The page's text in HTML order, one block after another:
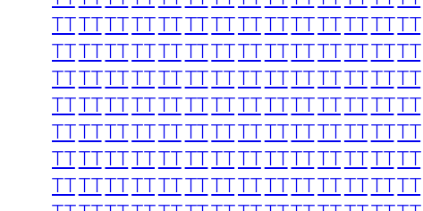
TTTTTTTTTTTTTTTTTTTTTTTTTTTT
TTTTTTTTTTTTTTTTTTTTTTTTTTTT
TTTTTTTTTTTTTTTTTTTTTTTTTTTT
TTTTTTTTTTTTTTTTTTTTTTTTTTTT
TTTTTTTTTTTTTTTTTTTTTTTTTTTT
TTTTTTTTTTTTTTTTTTTTTTTTTTTT
TTTTTTTTTTTTTTTTTTTTTTTTTTTT